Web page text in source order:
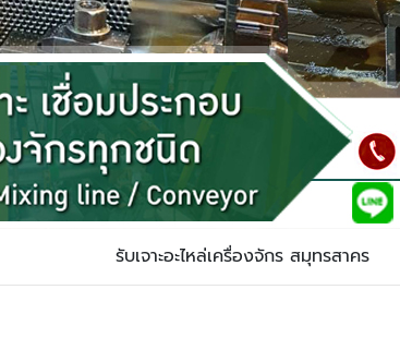
รับเจาะอะไหล่เครื่องจักร สมุทรสาคร